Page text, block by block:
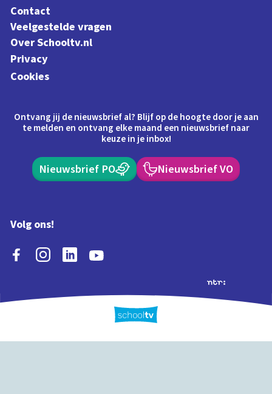
Contact
Veelgestelde vragen
Over Schooltv.nl
Privacy
Cookies
Ontvang jij de nieuwsbrief al? Blijf op de hoogte door je aan
te melden en ontvang elke maand een nieuwsbrief naar
keuze in je inbox!
Nieuwsbrief PO Nieuwsbrief VO
Volg ons!